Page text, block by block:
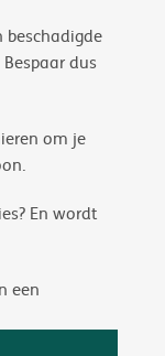
beschadigde
dus
om je
En wordt
een